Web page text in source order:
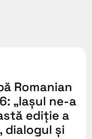
Romanian
„Iașul ne-a
ediție a
dialogul și